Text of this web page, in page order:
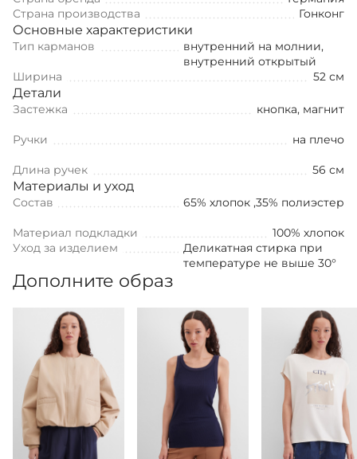
Страна производства
Гонконг
Основные характеристики
Тип карманов
внутренний на молнии,
внутренний открытый
Ширина
52 см
Детали
Застежка кнопка, магнит
Ручки на плечо
Длина ручек 56 см
Материалы и уход
Состав 65% хлопок ,35% полиэстер
Материал подкладки
100% хлопок
Уход за изделием
Деликатная стирка при
температуре не выше 30°
Дополните образ